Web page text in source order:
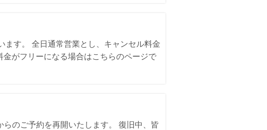
ます。 全日通常営業とし、キャンセル料金
がフリーになる場合はこちらのページで
のご予約を再開いたします。 復旧中、皆